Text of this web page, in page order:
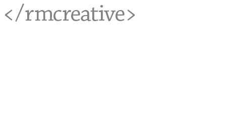
<rmcreative/>